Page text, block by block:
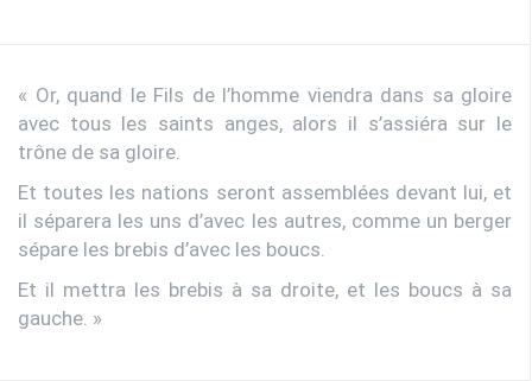
« Or, quand le Fils de l’homme viendra dans sa gloire
avec tous les saints anges, alors il s’assiéra sur le
trône de sa gloire.
Et toutes les nations seront assemblées devant lui, et
il séparera les uns d’avec les autres, comme un berger
sépare les brebis d’avec les boucs.
Et il mettra les brebis à sa droite, et les boucs à sa
gauche. »